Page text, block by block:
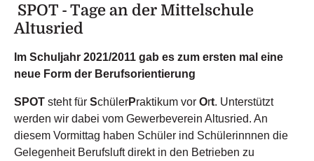
SPOT - Tage an der Mittelschule
Altusried
Im Schuljahr 2021/2011 gab es zum ersten mal eine
neue Form der Berufsorientierung
SPOT steht für SchülerPraktikum vor Ort. Unterstützt
werden wir dabei vom Gewerbeverein Altusried. An
diesem Vormittag haben Schüler ind Schülerinnnen die
Gelegenheit Berufsluft direkt in den Betrieben zu